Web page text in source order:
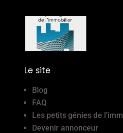
Le site
Blog
FAQ
Les petits génies de
Devenir annonceur